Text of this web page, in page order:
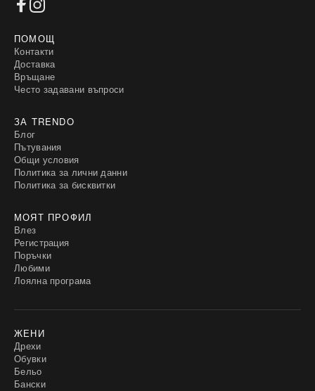
ПОМОЩ
Контакти
Доставка
Връщане
Често задавани въпроси
ЗА TRENDO
Блог
Пътувания
Общи условия
Политика за лични данни
Политика за бисквитки
МОЯТ ПРОФИЛ
Влез
Регистрация
Поръчки
Любими
Лоялна програма
ЖЕНИ
Дрехи
Обувки
Бельо
Бански